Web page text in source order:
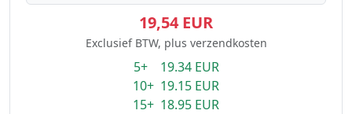
19,54 EUR
Exclusief BTW, plus verzendkosten
5+ 19.34 EUR
10+ 19.15 EUR
15+ 18.95 EUR